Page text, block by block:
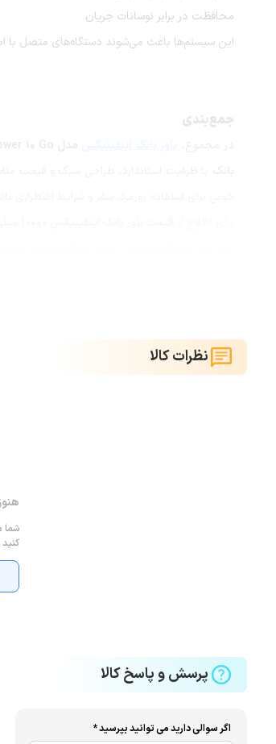
محافظت در برابر نوسانات جریان
این سیستم‌ها باعث می‌شوند دستگاه‌های متصل با
جمع‌بندی
نظرات کالا
شما
پرسش و پاسخ کالا
اگر سوالی دارید می توانید بپرسید *